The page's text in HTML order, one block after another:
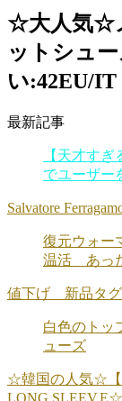
☆大人気☆
ットシュ
い:42EU/IT
最新記事
【天才す
でユーザー
Salvatore
復元ウォ
温活 あっ
値下げ 新品タグ
白色のトッ
ューズ
☆韓国の人気☆【
LONG SLEEV.E☆